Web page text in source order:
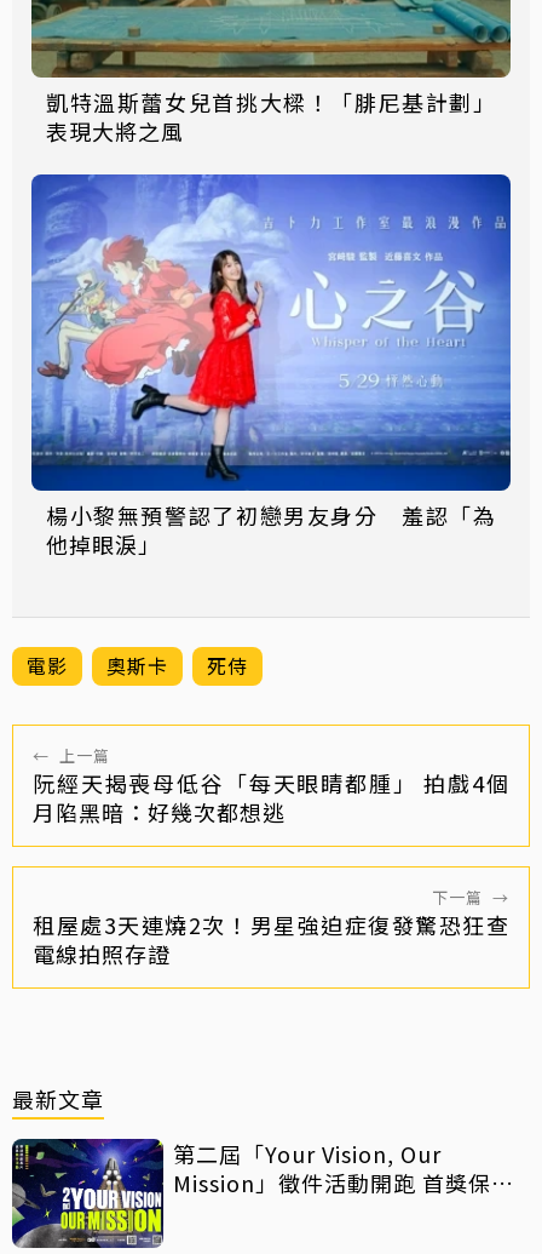
凱特溫斯蕾女兒首挑大樑！「腓尼基計劃」
表現大將之風
楊小黎無預警認了初戀男友身分 羞認「為
他掉眼淚」
電影 奧斯卡 死侍
← 上一篇
阮經天揭喪母低谷「每天眼睛都腫」 拍戲4個
月陷黑暗：好幾次都想逃
下一篇 →
租屋處3天連燒2次！男星強迫症復發驚恐狂查
電線拍照存證
最新文章
第二屆「Your Vision, Our
Mission」徵件活動開跑 首獎保證